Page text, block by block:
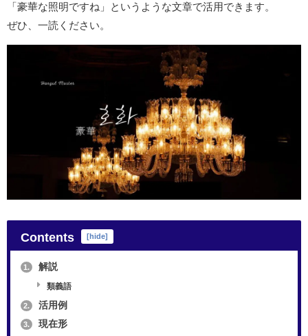
「豪華な照明ですね」というような文章で活用できます。
ぜひ、一読ください。
Contents [hide]
1. 解説
類義語
2. 活用例
3. 現在形